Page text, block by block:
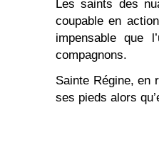
Les saints des
coupable en
impensable que
compagnons.
Sainte Régine, en
ses pieds alors